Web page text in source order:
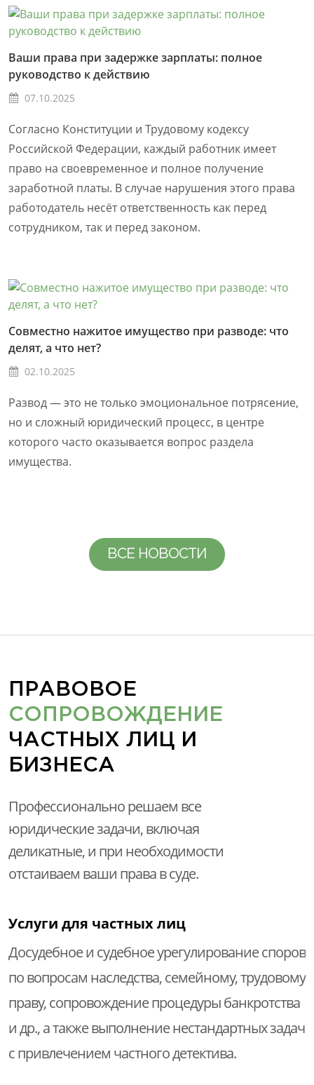
Ваши права при задержке зарплаты: полное
руководство к действию
07.10.2025
Согласно Конституции и Трудовому кодексу
Российской Федерации, каждый работник имеет
право на своевременное и полное получение
заработной платы. В случае нарушения этого права
работодатель несёт ответственность как перед
сотрудником, так и перед законом.
Совместно нажитое имущество при разводе: что
делят, а что нет?
02.10.2025
Развод — это не только эмоциональное потрясение,
но и сложный юридический процесс, в центре
которого часто оказывается вопрос раздела
имущества.
ВСЕ НОВОСТИ
ПРАВОВОЕ
СОПРОВОЖДЕНИЕ
ЧАСТНЫХ ЛИЦ И
БИЗНЕСА
Профессионально решаем все
юридические задачи, включая
деликатные, и при необходимости
отстаиваем ваши права в суде.
Услуги для частных лиц
Досудебное и судебное урегулирование споров
по вопросам наследства, семейному, трудовому
праву, сопровождение процедуры банкротства
и др., а также выполнение нестандартных задач
с привлечением частного детектива.